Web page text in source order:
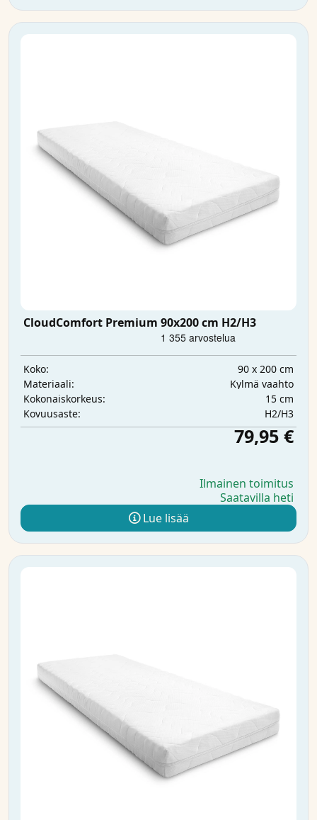
CloudComfort Premium 90x200 cm H2/H3
Koko:
90 x 200 cm
Materiaali:
Kylmä vaahto
Kokonaiskorkeus:
15 cm
Kovuusaste:
H2/H3
79,95 €
Ilmainen toimitus
Saatavilla heti
Lue lisää